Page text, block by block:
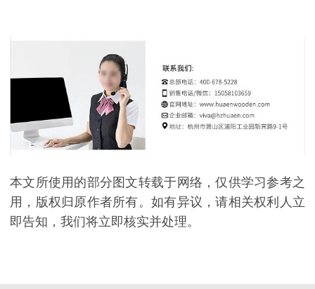
本文所使用的部分图文转载于网络，仅供学习参考之
用，版权归原作者所有。如有异议，请相关权利人立
即告知，我们将立即核实并处理。